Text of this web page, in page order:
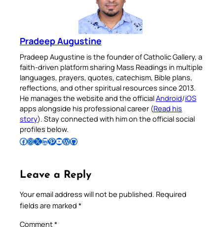
Pradeep Augustine
Pradeep Augustine is the founder of Catholic Gallery, a
faith-driven platform sharing Mass Readings in multiple
languages, prayers, quotes, catechism, Bible plans,
reflections, and other spiritual resources since 2013.
He manages the website and the officialAndroid/iOS
apps alongside his professional career (Read his
story). Stay connected with him on the official social
profiles below.
Follow Pradeep on Facebook Follow Pradeep on InstagramFollow Pradeep on X Follow Pradeep on LinkedIn Follow Pradeep on Pinterest Subscribe to Pradeep’s Youtube Channel Follow Pradeep on WordPress Follow Pradeep on GitHub
Leave a Reply
Your email address will not be published. Required
fields are marked *
Comment*